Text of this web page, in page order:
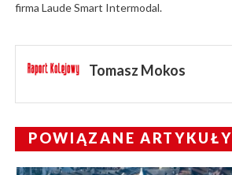
firma Laude Smart Intermodal.
Tomasz Mokos
POWIĄZANE ARTYKUŁY